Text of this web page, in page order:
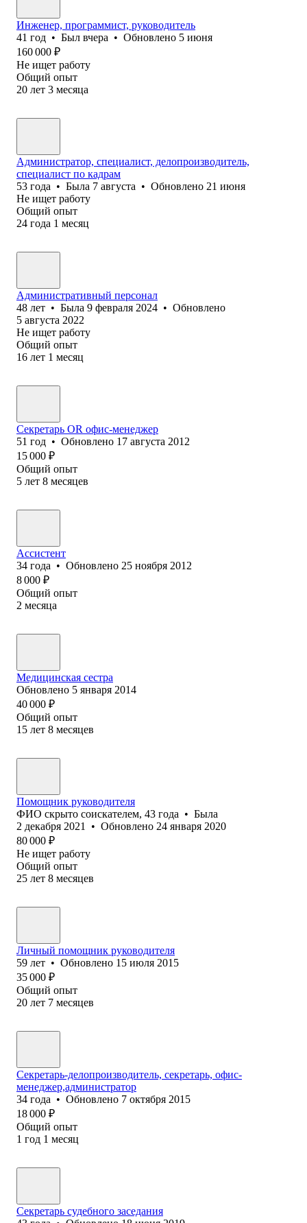
Инженер, программист, руководитель
41 год • Был вчера • Обновлено 5 июня
160 000 ₽
Не ищет работу
Общий опыт
20 лет 3 месяца
Администратор, специалист, делопроизводитель,
специалист по кадрам
53 года • Была 7 августа • Обновлено 21 июня
Не ищет работу
Общий опыт
24 года 1 месяц
Административный персонал
48 лет • Была 9 февраля 2024 • Обновлено
5 августа 2022
Не ищет работу
Общий опыт
16 лет 1 месяц
Секретарь OR офис-менеджер
51 год • Обновлено 17 августа 2012
15 000 ₽
Общий опыт
5 лет 8 месяцев
Ассистент
34 года • Обновлено 25 ноября 2012
8 000 ₽
Общий опыт
2 месяца
Медицинская сестра
Обновлено 5 января 2014
40 000 ₽
Общий опыт
15 лет 8 месяцев
Помощник руководителя
ФИО скрыто соискателем, 43 года • Была
2 декабря 2021
• Обновлено 24 января 2020
80 000 ₽
Не ищет работу
Общий опыт
25 лет 8 месяцев
Личный помощник руководителя
59 лет • Обновлено 15 июля 2015
35 000 ₽
Общий опыт
20 лет 7 месяцев
Секретарь-делопроизводитель, секретарь, офис-
менеджер,администратор
34 года • Обновлено 7 октября 2015
18 000 ₽
Общий опыт
1 год 1 месяц
Секретарь судебного заседания